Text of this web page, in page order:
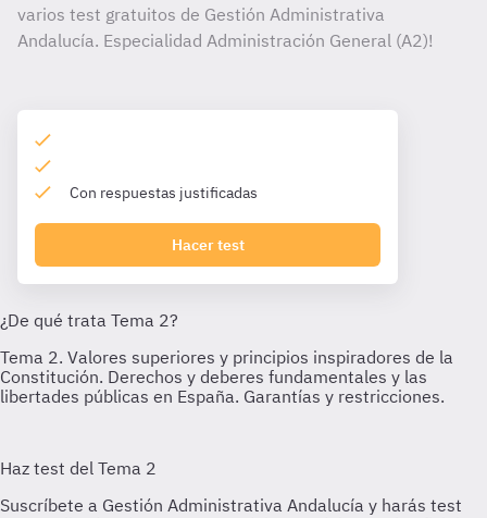
varios test gratuitos de Gestión Administrativa
Andalucía. Especialidad Administración General (A2)!
Con respuestas justificadas
Hacer test